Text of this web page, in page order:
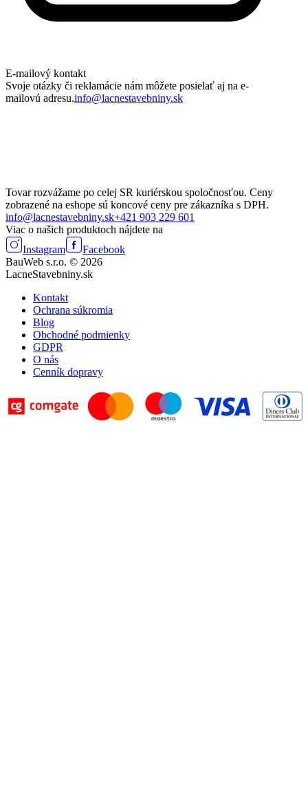
E-mailový kontakt
Svoje otázky či reklamácie nám môžete posielať aj na e-
mailovú adresu.info@lacnestavebniny.sk
Tovar rozvážame po celej SR kuriérskou spoločnosťou. Ceny
zobrazené na eshope sú koncové ceny pre zákazníka s DPH.
info@lacnestavebniny.sk+421 903 229 601
Viac o našich produktoch nájdete na
Instagram
Facebook
BauWeb s.r.o. © 2026
LacneStavebniny.sk
Kontakt
Ochrana súkromia
Blog
Obchodné podmienky
GDPR
O nás
Cenník dopravy